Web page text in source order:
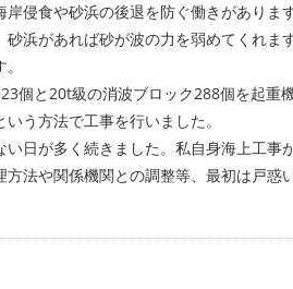
岸侵食や砂浜の後退を防ぐ働きがあり
浜があれば砂が波の力を弱めてくれま
。
個と20t級の消波ブロック288個を起重
いう方法で工事を行いました。
日が多く続きました。私自身海上工事
法や関係機関との調整等、最初は戸惑